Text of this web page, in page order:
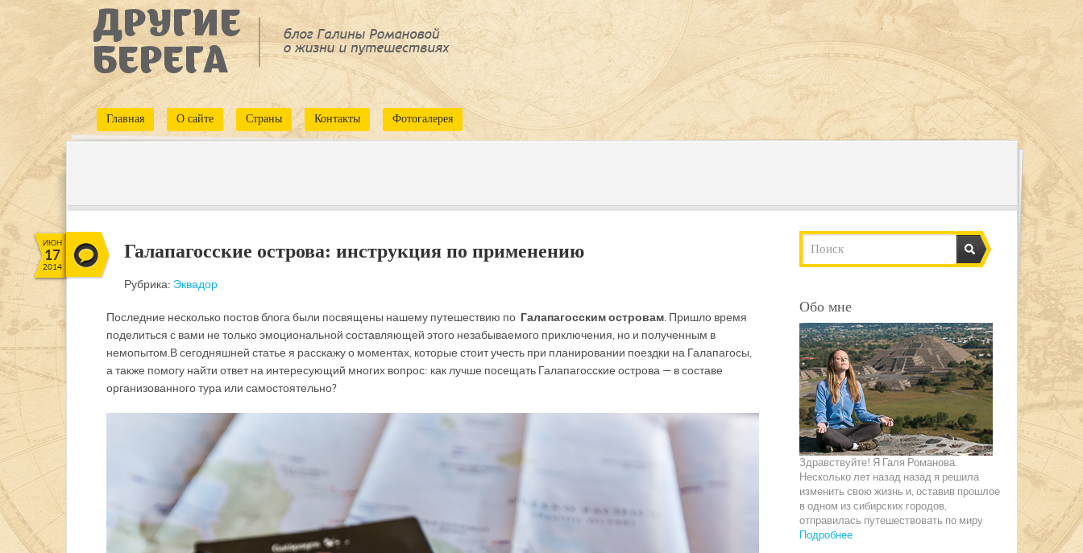
Главная О сайте Страны Контакты Фотогалерея
ИЮН
17
2014
Галапагосские острова: инструкция по применению
Рубрика: Эквадор
Последние несколько постов блога были посвящены нашему путешествию по Галапагосским островам . Пришло время
поделиться с вами не только эмоциональной составляющей этого незабываемого приключения, но и полученным в
нем опытом. В сегодняшней статье я расскажу о моментах, которые стоит учесть при планировании поездки на Галапагосы,
а также помогу найти ответ на интересующий многих вопрос: как лучше посещать Галапагосские острова — в составе
организованного тура или самостоятельно?
Обо мне
Здравствуйте! Я Галя Романова.
Несколько лет назад назад я решила
изменить свою жизнь и, оставив прошлое
в одном из сибирских городов,
отправилась путешествовать по миру
Подробнее